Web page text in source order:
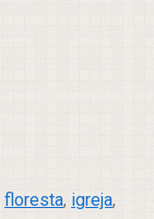
floresta, igreja,